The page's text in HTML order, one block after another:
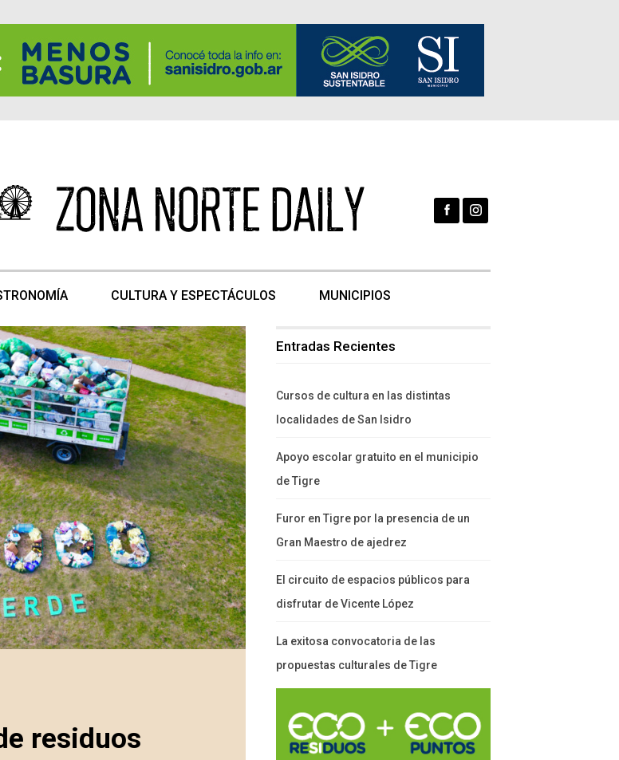
CULTURA Y ESPECTÁCULOS MUNICIPIOS
residuos
Entradas Recientes
Cursos de cultura en las distintas
localidades de San Isidro
Apoyo escolar gratuito en el municipio
de Tigre
Furor en Tigre por la presencia de un
Gran Maestro de ajedrez
El circuito de espacios públicos para
disfrutar de Vicente López
La exitosa convocatoria de las
propuestas culturales de Tigre